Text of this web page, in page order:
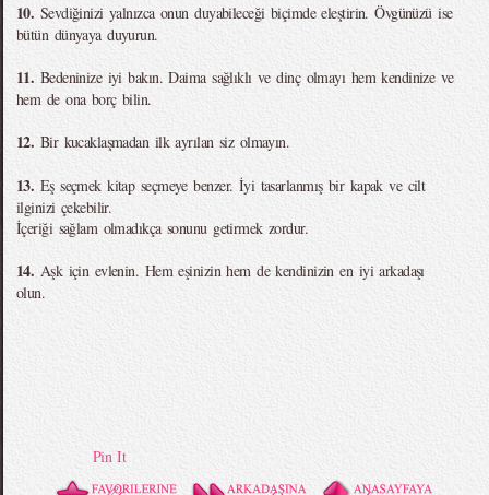
10. Sevdiğinizi yalnızca onun duyabileceği biçimde eleştirin. Övgünüzü ise
bütün dünyaya duyurun.
11. Bedeninize iyi bakın. Daima sağlıklı ve dinç olmayı hem kendinize ve
hem de ona borç bilin.
12. Bir kucaklaşmadan ilk ayrılan siz olmayın.
13. Eş seçmek kitap seçmeye benzer. İyi tasarlanmış bir kapak ve cilt
ilginizi çekebilir.
İçeriği sağlam olmadıkça sonunu getirmek zordur.
14. Aşk için evlenin. Hem eşinizin hem de kendinizin en iyi arkadaşı
olun.
Pin It